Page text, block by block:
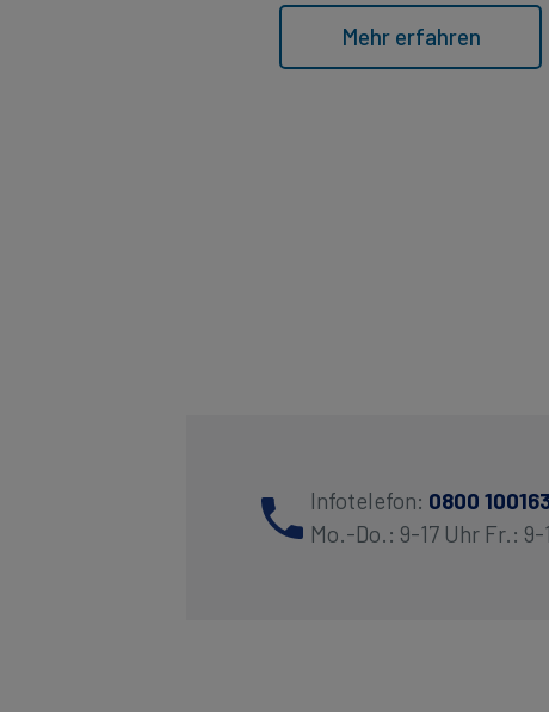
Mehr erfahren
Infotelefon: 0800
Mo.-Do.: 9-17 Uhr Fr.: 9-